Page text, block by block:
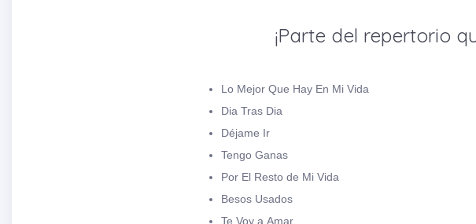
¡Parte del repertorio
Lo Mejor Que Hay En Mi Vida
Dia Tras Dia
Déjame Ir
Tengo Ganas
Por El Resto de Mi Vida
Besos Usados
Te Voy a Amar